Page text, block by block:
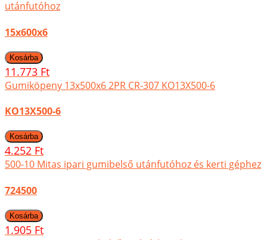
utánfutóhoz
15x600x6
11.773 Ft
Gumiköpeny 13x500x6 2PR CR-307 KO13X500-6
KO13X500-6
4.252 Ft
500-10 Mitas ipari gumibelső utánfutóhoz és kerti géphez
724500
1.905 Ft